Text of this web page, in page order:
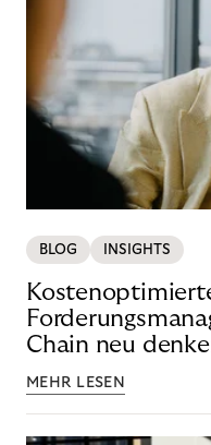
BLOG INSIGHTS
Chain neu
MEHR LESEN